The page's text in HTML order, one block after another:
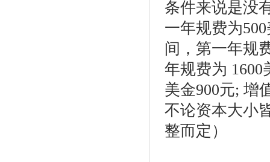
条件来说是没
一年规费为
间，第一年规
年规费为
美金900元; 增
不论资本大小
整而定）